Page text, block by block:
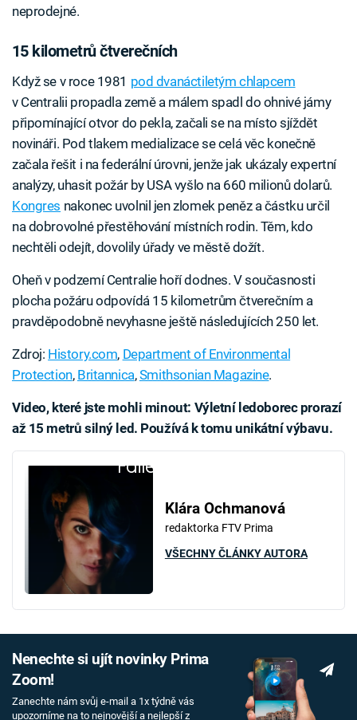
neprodejné.
15 kilometrů čtverečních
Když se v roce 1981 pod dvanáctiletým chlapcem
v Centralii propadla země a málem spadl do ohnivé jámy
připomínající otvor do pekla, začali se na místo sjíždět
novináři. Pod tlakem medializace se celá věc konečně
začala řešit i na federální úrovni, jenže jak ukázaly expertní
analýzy, uhasit požár by USA vyšlo na 660 milionů dolarů.
Kongres nakonec uvolnil jen zlomek peněz a částku určil
na dobrovolné přestěhování místních rodin. Těm, kdo
nechtěli odejít, dovolily úřady ve městě dožít.
Oheň v podzemí Centralie hoří dodnes. V současnosti
plocha požáru odpovídá 15 kilometrům čtverečním a
pravděpodobně nevyhasne ještě následujících 250 let.
Zdroj: History.com, Department of Environmental
Protection, Britannica,Smithsonian Magazine.
Video, které jste mohli minout: Výletní ledoborec prorazí
až 15 metrů silný led. Používá k tomu unikátní výbavu.
Failed to fetch
Klára Ochmanová
redaktorka FTV Prima
VŠECHNY ČLÁNKY AUTORA
Nenechte si ujít novinky Prima
Zoom!
Zanechte nám svůj e-mail a 1x týdně vás
upozorníme na to nejnovější a nejlepší z